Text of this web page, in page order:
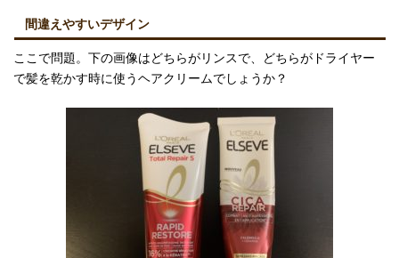
間違えやすいデザイン
ここで問題。下の画像はどちらがリンスで、どちらがドライヤー
で髪を乾かす時に使うヘアクリームでしょうか？